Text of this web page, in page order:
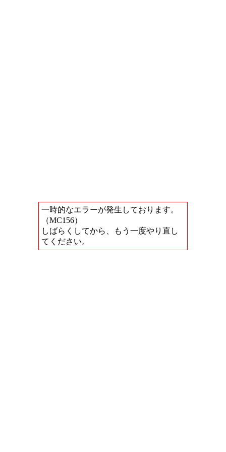
一時的なエラーが発生しております。
（MC156）
しばらくしてから、もう一度やり直し
てください。